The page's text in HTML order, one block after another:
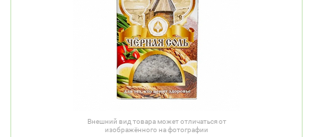
Внешний вид товара может отличаться от
изображённого на фотографии